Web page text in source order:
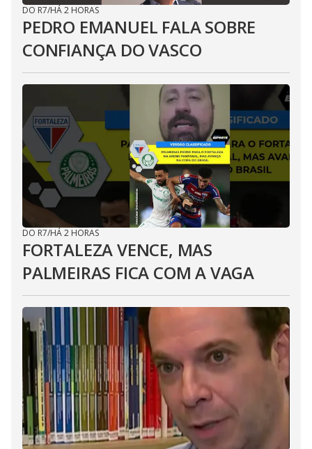
DO R7/HÁ 2 HORAS
PEDRO EMANUEL FALA SOBRE
CONFIANÇA DO VASCO
DO R7/HÁ 2 HORAS
FORTALEZA VENCE, MAS
PALMEIRAS FICA COM A VAGA